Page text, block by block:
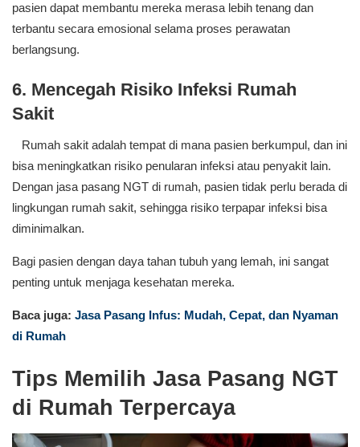
pasien dapat membantu mereka merasa lebih tenang dan
terbantu secara emosional selama proses perawatan
berlangsung.
6. Mencegah Risiko Infeksi Rumah
Sakit
Rumah sakit adalah tempat di mana pasien berkumpul, dan ini
bisa meningkatkan risiko penularan infeksi atau penyakit lain.
Dengan jasa pasang NGT di rumah, pasien tidak perlu berada di
lingkungan rumah sakit, sehingga risiko terpapar infeksi bisa
diminimalkan.
Bagi pasien dengan daya tahan tubuh yang lemah, ini sangat
penting untuk menjaga kesehatan mereka.
Baca juga: Jasa Pasang Infus: Mudah, Cepat, dan Nyaman
di Rumah
Tips Memilih Jasa Pasang NGT
di Rumah Terpercaya